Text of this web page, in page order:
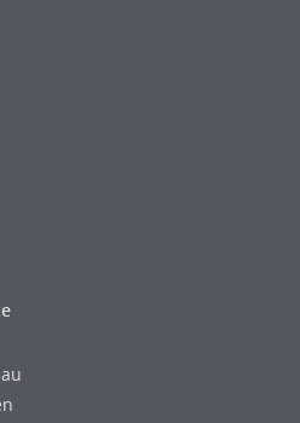
Fertigung Leitung, Teamleitung
verarbeitung